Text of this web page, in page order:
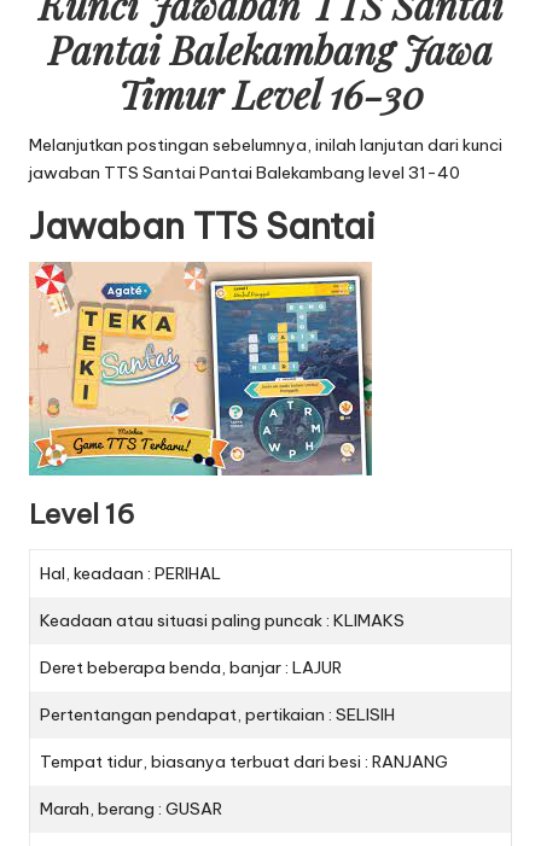
Pantai Balekambang Jawa
Timur Level 16-30
Melanjutkan postingan sebelumnya, inilah lanjutan dari kunci
jawaban TTS Santai Pantai Balekambang level 31-40
Jawaban TTS Santai
Level 16
Hal, keadaan : PERIHAL
Keadaan atau situasi paling puncak : KLIMAKS
Deret beberapa benda, banjar : LAJUR
Pertentangan pendapat, pertikaian : SELISIH
Tempat tidur, biasanya terbuat dari besi : RANJANG
Marah, berang : GUSAR